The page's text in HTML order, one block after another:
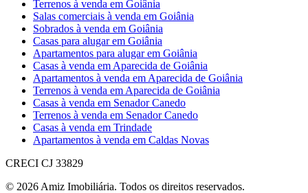
Terrenos à venda em Goiânia
Salas comerciais à venda em Goiânia
Sobrados à venda em Goiânia
Casas para alugar em Goiânia
Apartamentos para alugar em Goiânia
Casas à venda em Aparecida de Goiânia
Apartamentos à venda em Aparecida de Goiânia
Terrenos à venda em Aparecida de Goiânia
Casas à venda em Senador Canedo
Terrenos à venda em Senador Canedo
Casas à venda em Trindade
Apartamentos à venda em Caldas Novas
CRECI CJ 33829
© 2026 Amiz Imobiliária. Todos os direitos reservados.